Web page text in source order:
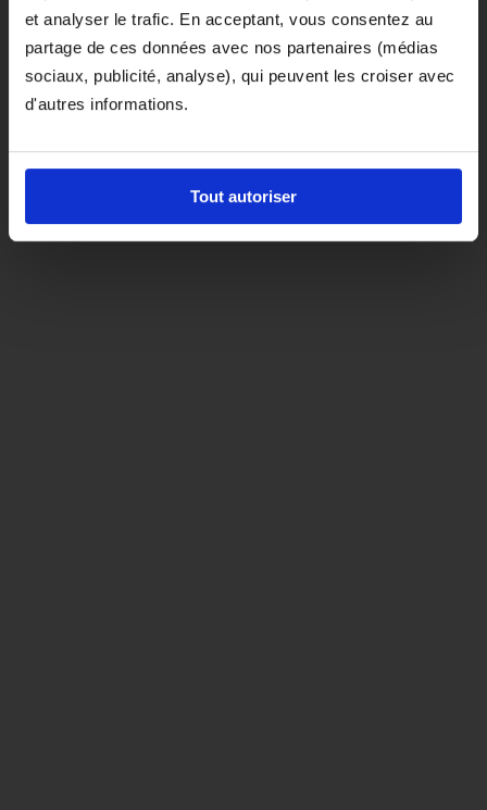
et analyser le trafic. En acceptant, vous consentez au
partage de ces données avec nos partenaires (médias
sociaux, publicité, analyse), qui peuvent les croiser avec
d'autres informations.
Tout autoriser
D'ici là, si vous souhaitez le coloris noir,
orientez-vous vers la matière "indispensable"